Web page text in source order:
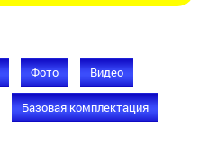
Фото Видео
Базовая комплектация